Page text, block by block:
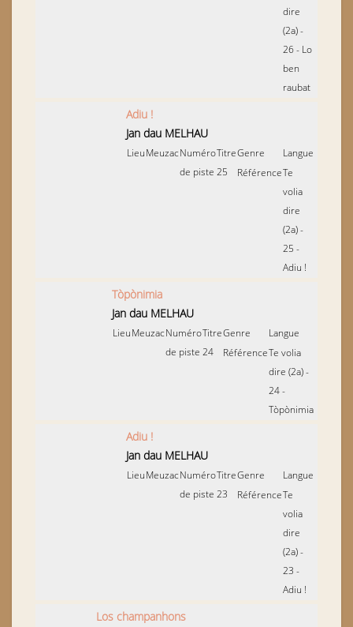
dire
(2a) -
26 - Lo
ben
raubat
Adiu !
Jan dau MELHAU
LieuMeuzacNuméro
de piste
Titre
25
Genre
Langue
RéférenceTe
volia
dire
(2a) -
25 -
Adiu !
Tòpònimia
Jan dau MELHAU
LieuMeuzacNuméro
de piste
Titre
24
Genre
Langue
RéférenceTe volia
dire (2a) -
24 -
Tòpònimia
Adiu !
Jan dau MELHAU
LieuMeuzacNuméro
de piste
Titre
23
Genre
Langue
RéférenceTe
volia
dire
(2a) -
23 -
Adiu !
Los champanhons